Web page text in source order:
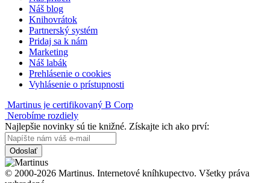
Náš blog
Knihovrátok
Partnerský systém
Pridaj sa k nám
Marketing
Náš labák
Prehlásenie o cookies
Vyhlásenie o prístupnosti
Martinus je certifikovaný B Corp
Nerobíme rozdiely
Najlepšie novinky sú tie knižné. Získajte ich ako prví:
Odoslať
© 2000-2026 Martinus. Internetové kníhkupectvo. Všetky práva